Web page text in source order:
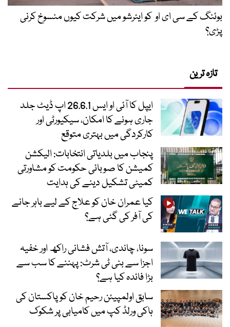
بوئنگ کے سی ای او کو ایئرشو میں شرکت کیوں منسوخ کرنی
پڑی؟
تازہ ترین
ایپل کا آئی او ایس 26.6.1 اپ ڈیٹ جلد
جاری ہونے کا امکان، سیکیورٹی اور
کارکردگی میں بہتری متوقع
پنجاب میں بلدیاتی انتخابات: الیکشن
کمیشن کا صوبائی حکومت کو مشاورتی
کمیٹی تشکیل دینے کی ہدایت
کیا عمران خان کو علاج کے لیے باہر جانے
کی آفر کی گئی ہے؟
سونا، چاندی، آتش فشانی راکھ اور خفیہ
اجزا سے بنی ٹی شرٹ: پہننے کا سب سے
بڑا فائدہ کیا ہے؟
سابق اولمپیئن رحیم خان کو پاکستان کی
ہاکی ورلڈ کپ میں کامیابی پر شکوک